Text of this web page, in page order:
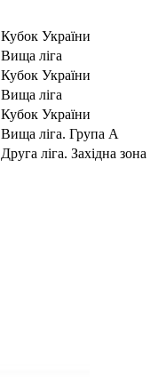
Кубок України
Вища ліга
Кубок України
Вища ліга
Кубок України
Вища ліга. Група А
Друга ліга. Західна зона